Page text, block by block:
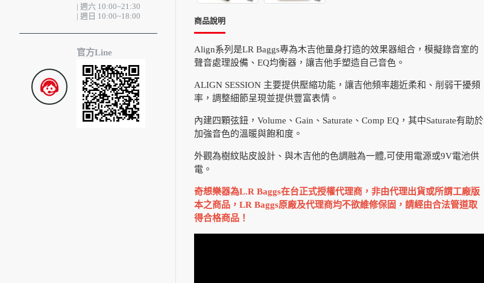
| 週六 10:00~21:30
| 週日 10:00~18:00
官方Line
商品說明
Align系列是LR Baggs專為木吉他量身打造的效果器組合，模擬錄音室的
聲音處理設備、EQ均衡器，讓吉他手塑造自己音色。
ALIGN SESSION 主要提供壓縮功能，讓吉他頻率趨近柔和、削弱干擾頻
率，調整細節呈現並提供豐富表情。
內建四顆弦鈕，Volume、Gain、Saturate、Comp EQ，其中Saturate有助於
加強音色的溫暖與飽和度。
外觀為樹紋貼皮設計、與木吉他的色調融為一體,可使用電源或9V電池供
電。
奇想樂器為L.R Baggs在台正式授權代理商，非由代理出貨或所謂工廠版
本之商品，LR Baggs原廠及代理商均不欲維修保固，請經由合法管道取
得合格商品！